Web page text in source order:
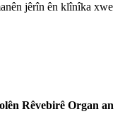
ên jêrîn ên klînîka xwe
ên Rêvebirê Organ an